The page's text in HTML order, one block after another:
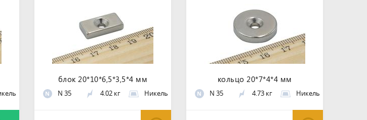
блок 20*10*6,5*3,5*4 мм
N N 35 4.02 кг Никель
кольцо 20*7*4*4 мм
N N 35 4.73 кг Никель